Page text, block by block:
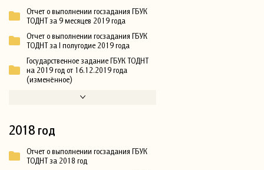
Отчет о выполнении госзадания ГБУК
ТОДНТ за 9 месяцев 2019 года
Отчет о выполнении госзадания ГБУК
ТОДНТ за I полугодие 2019 года
Государственное задание ГБУК ТОДНТ
на 2019 год от 16.12.2019 года
(изменённое)
2018 год
Отчет о выполнении госзадания ГБУК
ТОДНТ за 2018 год